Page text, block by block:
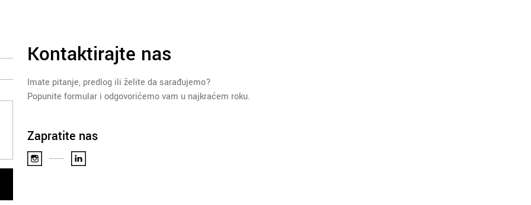
Kontaktirajte nas
Imate pitanje, predlog ili želite da sarađujemo?
Popunite formular i odgovorićemo vam u najkraćem roku.
Zapratite nas